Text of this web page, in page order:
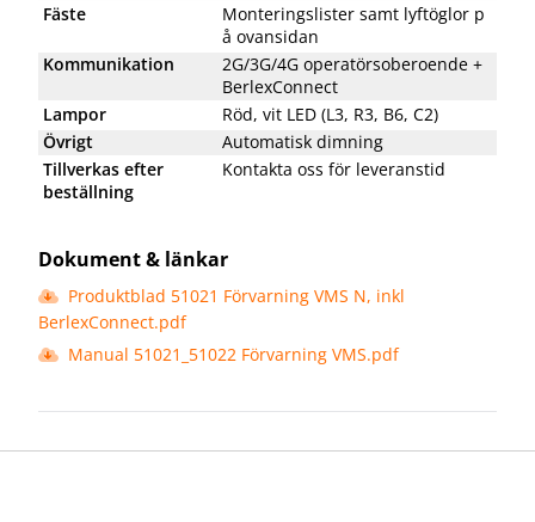
Fäste
Monteringslister samt lyftöglor p
å ovansidan
Kommunikation
2G/3G/4G operatörsoberoende +
BerlexConnect
Lampor
Röd, vit LED (L3, R3, B6, C2)
Övrigt
Automatisk dimning
Tillverkas efter
beställning
Kontakta oss för leveranstid
Dokument & länkar
Produktblad 51021 Förvarning VMS N, inkl
BerlexConnect.pdf
Manual 51021_51022 Förvarning VMS.pdf